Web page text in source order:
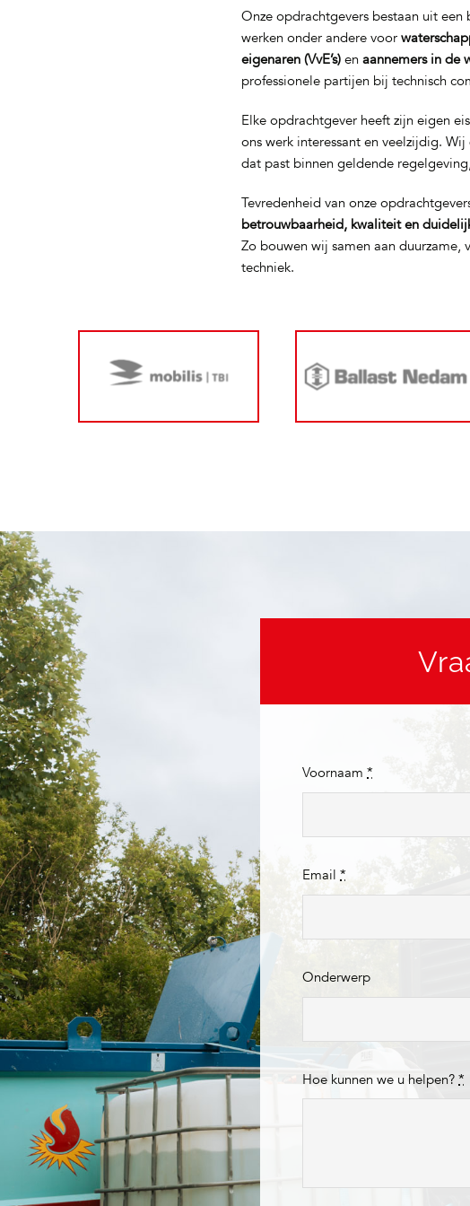
Onze opdrachtgevers bestaan uit
werken onder andere voor
eigenaren (VvE’s) enaannemers in de
professionele partijen bij technisch
Elke opdrachtgever heeft zijn eigen
ons werk interessant en veelzijdig.
dat past binnen geldende
Tevredenheid van onze
betrouwbaarheid, kwaliteit en
Zo bouwen wij samen aan
techniek.
Voornaam*
Email*
Onderwerp
Hoe kunnen we u helpen?*